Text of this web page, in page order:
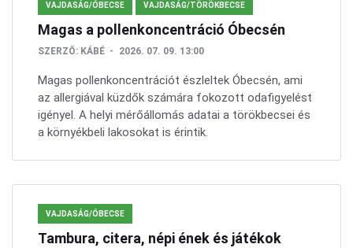
VAJDASÁG/ÓBECSE VAJDASÁG/TÖRÖKBECSE
Magas a pollenkoncentráció Óbecsén
SZERZŐ: KÁBÉ 2026. 07. 09. 13:00
Magas pollenkoncentrációt észleltek Óbecsén, ami
az allergiával küzdők számára fokozott odafigyelést
igényel. A helyi mérőállomás adatai a törökbecsei és
a környékbeli lakosokat is érintik.
VAJDASÁG/ÓBECSE
Tambura, citera, népi ének és játékok